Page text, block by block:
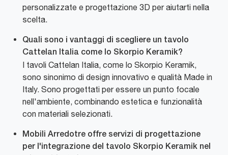
personalizzate e progettazione 3D per aiutarti nella
scelta.
Quali sono i vantaggi di scegliere un tavolo
Cattelan Italia come lo Skorpio Keramik?
I tavoli Cattelan Italia, come lo Skorpio Keramik,
sono sinonimo di design innovativo e qualità Made in
Italy. Sono progettati per essere un punto focale
nell'ambiente, combinando estetica e funzionalità
con materiali selezionati.
Mobili Arredotre offre servizi di progettazione
per l'integrazione del tavolo Skorpio Keramik nel